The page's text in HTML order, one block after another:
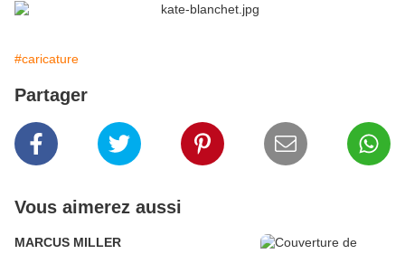
#caricature
Partager
Vous aimerez aussi
MARCUS MILLER